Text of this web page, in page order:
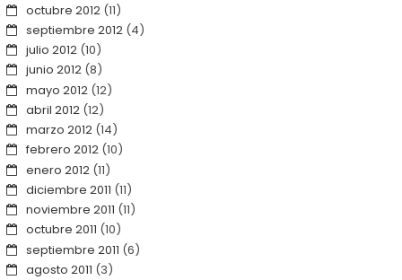
octubre 2012(11)
septiembre 2012(4)
julio 2012(10)
junio 2012(8)
mayo 2012(12)
abril 2012(12)
marzo 2012(14)
febrero 2012(10)
enero 2012(11)
diciembre 2011 (11)
noviembre 2011 (11)
octubre 2011 (10)
septiembre 2011 (6)
agosto 2011 (3)